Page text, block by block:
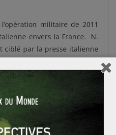
militaire de 2011
envers la France. N.
ciblé par la presse italienne
débat sur les motivations
français et les affaires
intérêts personnels du
la rancœur contre